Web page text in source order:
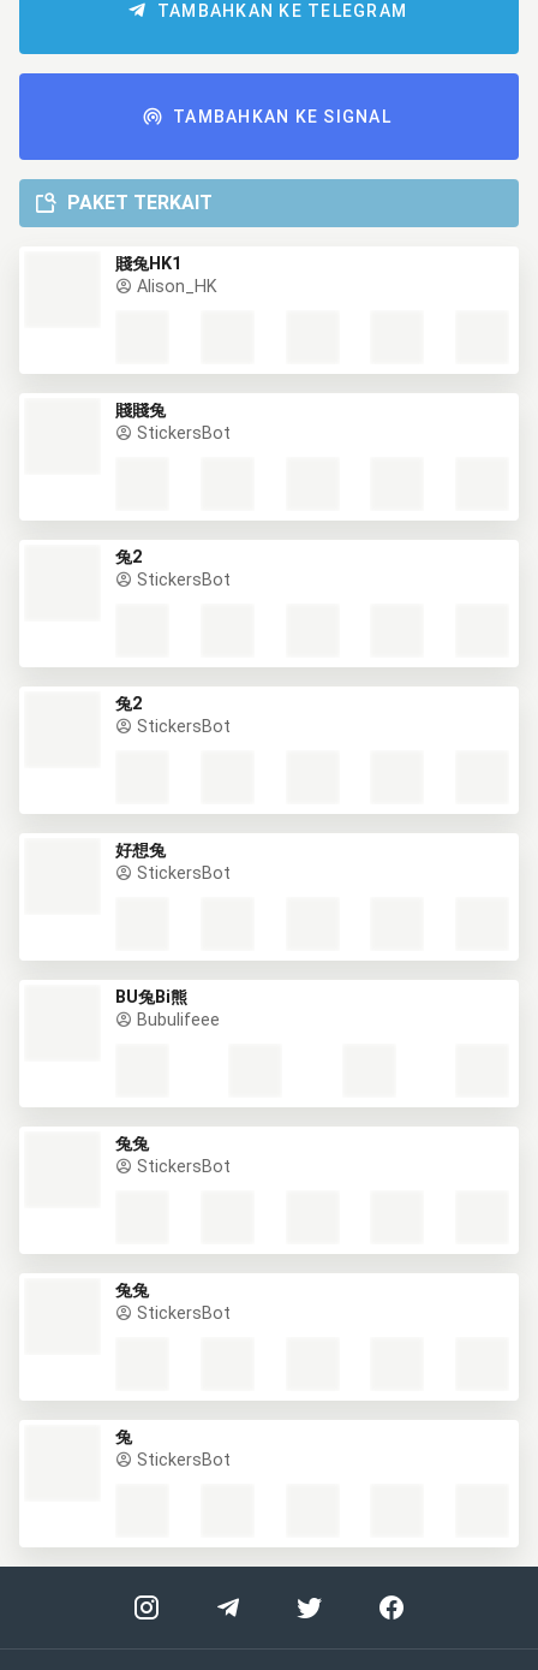
TAMBAHKAN KE TELEGRAM
TAMBAHKAN KE SIGNAL
PAKET TERKAIT
賤兔HK1
Alison_HK
賤賤兔
StickersBot
兔2
StickersBot
兔2
StickersBot
好想兔
StickersBot
BU兔Bi熊
Bubulifeee
兔兔
StickersBot
兔兔
StickersBot
兔
StickersBot